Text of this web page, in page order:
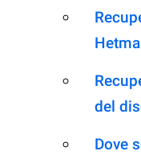
del
Dove